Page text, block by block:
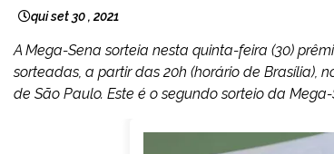
qui set 30 , 2021
A Mega-Sena sorteia nesta quinta-feira (30)
sorteadas, a partir das 20h (horário de Brasília),
de São Paulo. Este é o segundo sorteio da